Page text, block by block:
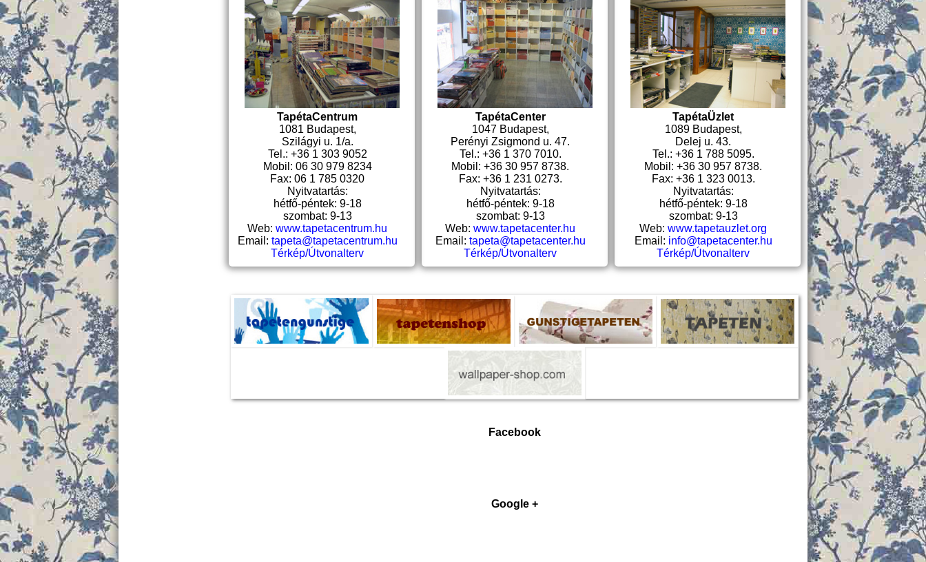
TapétaCentrum
1081 Budapest,
Szilágyi u. 1/a.
Tel.: +36 1 303 9052
Mobil: 06 30 979 8234
Fax: 06 1 785 0320
Nyitvatartás:
hétfő-péntek: 9-18
szombat: 9-13
Web:www.tapetacentrum.hu
Email: tapeta@tapetacentrum.hu
Térkép/Útvonalterv
TapétaCenter
1047 Budapest,
Perényi Zsigmond u. 47.
Tel.: +36 1 370 7010.
Mobil: +36 30 957 8738.
Fax: +36 1 231 0273.
Nyitvatartás:
hétfő-péntek: 9-18
szombat: 9-13
Web:www.tapetacenter.hu
Email: tapeta@tapetacenter.hu
Térkép/Útvonalterv
TapétaÜzlet
1089 Budapest,
Delej u. 43.
Tel.: +36 1 788 5095.
Mobil: +36 30 957 8738.
Fax: +36 1 323 0013.
Nyitvatartás:
hétfő-péntek: 9-18
szombat: 9-13
Web:www.tapetauzlet.org
Email: info@tapetacenter.hu
Térkép/Útvonalterv
Facebook
Google +